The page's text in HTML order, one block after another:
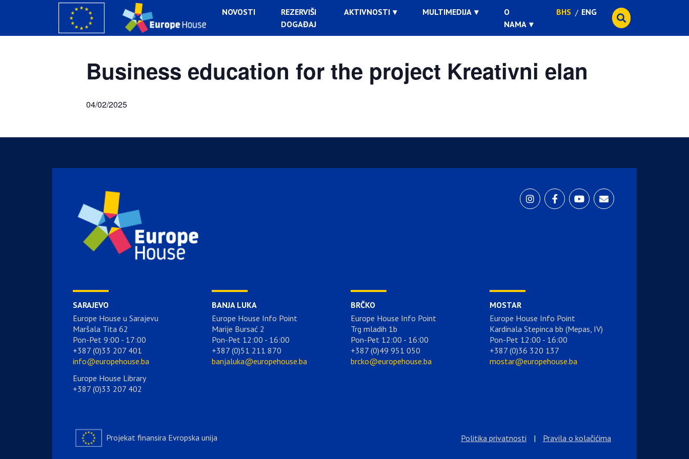
NOVOSTI
REZERVIŠI
DOGAĐAJ
AKTIVNOSTI MULTIMEDIJA
O
NAMA
BHS ENG
Business education for the project Kreativni elan
04/02/2025
SARAJEVO
Europe House u Sarajevu
Maršala Tita 62
Pon-Pet 9:00 - 17:00
+387 (0)33 207 401
info@europehouse.ba
Europe House Library
+387 (0)33 207 402
BANJA LUKA
Europe House Info Point
Marije Bursać 2
Pon-Pet 12:00 - 16:00
+387 (0)51 211 870
banjaluka@europehouse.ba
BRČKO
Europe House Info Point
Trg mladih 1b
Pon-Pet 12:00 - 16:00
+387 (0)49 951 050
brcko@europehouse.ba
MOSTAR
Europe House Info Point
Kardinala Stepinca bb (Mepas, IV)
Pon-Pet 12:00 - 16:00
+387 (0)36 320 137
mostar@europehouse.ba
Projekat finansira Evropska unija Politika privatnosti | Pravila o kolačićima